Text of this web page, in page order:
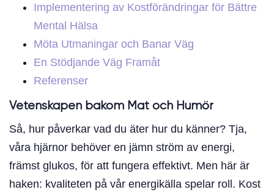
Implementering av Kostförändringar för Bättre
Mental Hälsa
Möta Utmaningar och Banar Väg
En Stödjande Väg Framåt
Referenser
Vetenskapen bakom Mat och Humör
Så, hur påverkar vad du äter hur du känner? Tja,
våra hjärnor behöver en jämn ström av energi,
främst glukos, för att fungera effektivt. Men här är
haken: kvaliteten på vår energikälla spelar roll. Kost